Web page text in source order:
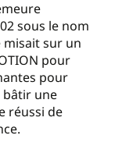
sous le nom
misait sur un
pour
pour
bâtir une
réussi de